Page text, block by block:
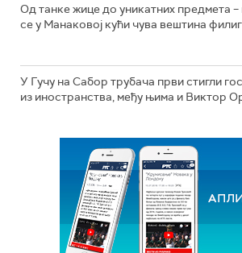
Од танке жице до уникатних предмета –
се у Манаковој кући чува вештина
У Гучу на Сабор трубача први стигли
из иностранства, међу њима и Виктор